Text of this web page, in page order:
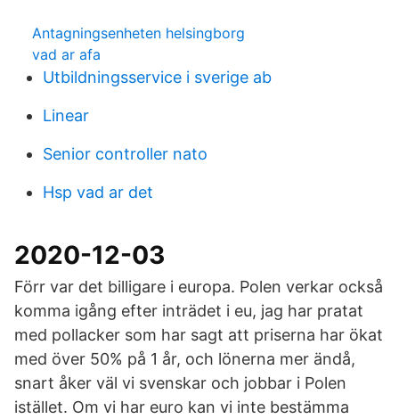
Antagningsenheten helsingborg
vad ar afa
Utbildningsservice i sverige ab
Linear
Senior controller nato
Hsp vad ar det
2020-12-03
Förr var det billigare i europa. Polen verkar också
komma igång efter inträdet i eu, jag har pratat
med pollacker som har sagt att priserna har ökat
med över 50% på 1 år, och lönerna mer ändå,
snart åker väl vi svenskar och jobbar i Polen
istället. Om vi har euro kan vi inte bestämma